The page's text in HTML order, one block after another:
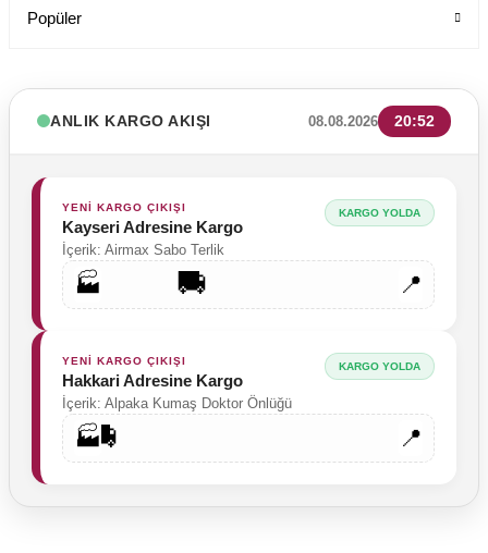
Popüler
ANLIK KARGO AKIŞI 08.08.2026 20:52
YENİ KARGO ÇIKIŞI
Kayseri Adresine Kargo
İçerik: Airmax Sabo Terlik
KARGO YOLDA
🏭 🚚 📍
YENİ KARGO ÇIKIŞI
Hakkari Adresine Kargo
İçerik: Alpaka Kumaş Doktor Önlüğü
KARGO YOLDA
🏭🚚 📍